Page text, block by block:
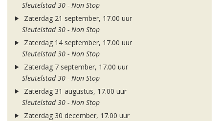
Sleutelstad 30 - Non Stop
Zaterdag 21 september, 17.00 uur
Sleutelstad 30 - Non Stop
Zaterdag 14 september, 17.00 uur
Sleutelstad 30 - Non Stop
Zaterdag 7 september, 17.00 uur
Sleutelstad 30 - Non Stop
Zaterdag 31 augustus, 17.00 uur
Sleutelstad 30 - Non Stop
Zaterdag 30 december, 17.00 uur